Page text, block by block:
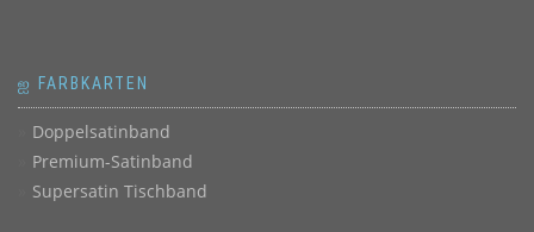
ஐ FARBKARTEN
Doppelsatinband
Premium-Satinband
Supersatin Tischband